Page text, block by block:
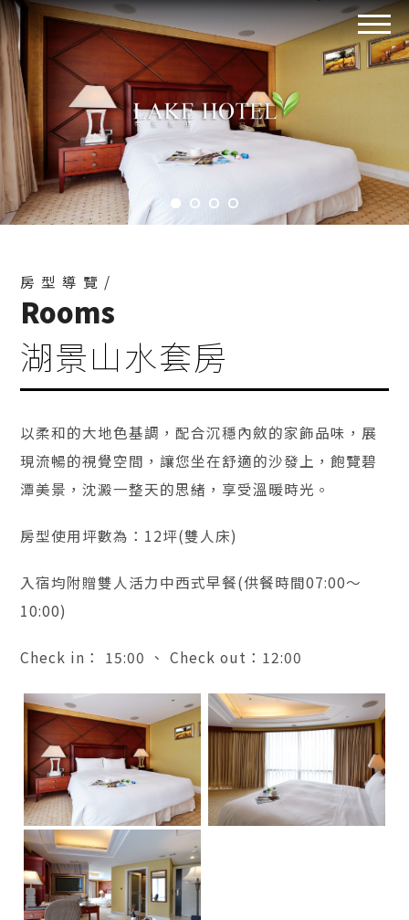
房型導覽/
Rooms
湖景山水套房
以柔和的大地色基調，配合沉穩內斂的家飾品味，展
現流暢的視覺空間，讓您坐在舒適的沙發上，飽覽碧
潭美景，沈澱一整天的思緒，享受溫暖時光。
房型使用坪數為：12坪(雙人床)
入宿均附贈雙人活力中西式早餐(供餐時間07:00～
10:00)
Check in： 15:00 、 Check out：12:00